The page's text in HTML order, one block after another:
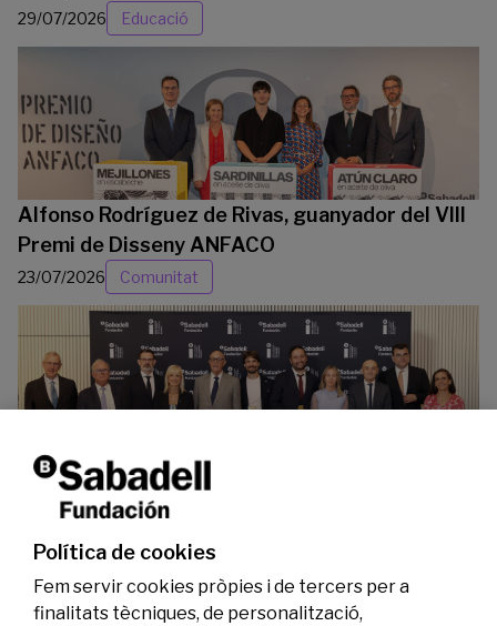
29/07/2026 Educació
Alfonso Rodríguez de Rivas, guanyador del VIII
Premi de Disseny ANFACO
23/07/2026 Comunitat
La Fundació Banc Sabadell reconeix a dos
investigadors en els àmbits de l’edició del
genoma i l’energia neta
Política de cookies
Fem servir cookies pròpies i de tercers per a
finalitats tècniques, de personalització,